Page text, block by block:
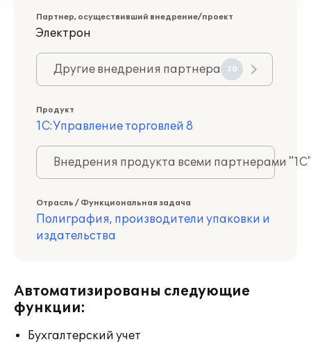
Партнер, осуществивший внедрение/проект
Электрон
Другие внедрения партнера 30
Продукт
1С:Управление торговлей 8
Внедрения продукта всеми партнерами
Отрасль / Функциональная задача
Полиграфия, производители упаковки и
издательства
Автоматизированы следующие
функции:
Бухгалтерский учет